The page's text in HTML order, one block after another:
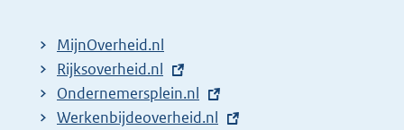
l
i
n
k
MijnOverheid.nl
E
x
t
Rijksoverheid.nl
E
x
Ondernemersplein.nl
E
Werkenbijdeoverheid.nl